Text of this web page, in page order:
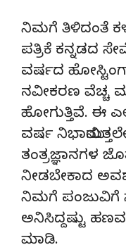
ನಿಮಗೆ ತಿಳಿದಂತೆ
ಪತ್ರಿಕೆ ಕನ್ನಡದ
ವರ್ಷದ
ನವೀಕರಣ ವೆಚ್ಚ
ಹೋಗುತ್ತಿವೆ. ಈ
ವರ್ಷ
ತಂತ್ರಜ್ಞಾನಗಳ
ನೀಡಬೇಕಾದ
ನಿಮಗೆ ಪಂಜುವಿಗೆ
ಅನಿಸಿದ್ದಷ್ಟು
ಮಾಡಿ.